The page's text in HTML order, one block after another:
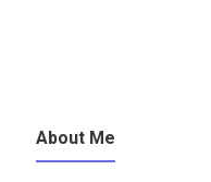
About Me